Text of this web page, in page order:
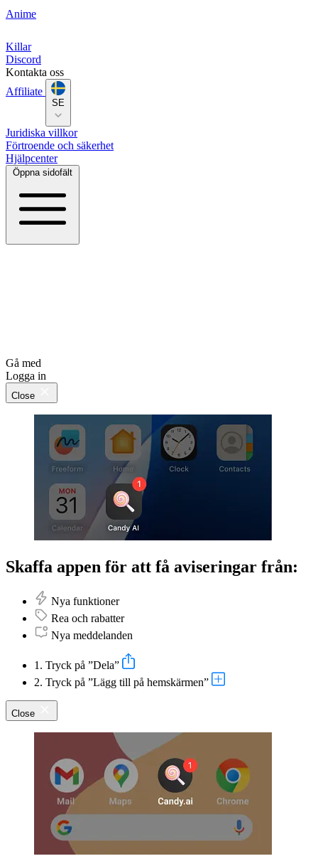
Anime
Killar
Discord
Kontakta oss
Affiliate
SE
Juridiska villkor
Förtroende och säkerhet
Hjälpcenter
Öppna sidofält
Gå med
Logga in
Close
Skaffa appen för att få aviseringar från:
Nya funktioner
Rea och rabatter
Nya meddelanden
1. Tryck på ”Dela”
2. Tryck på ”Lägg till på hemskärmen”
Close